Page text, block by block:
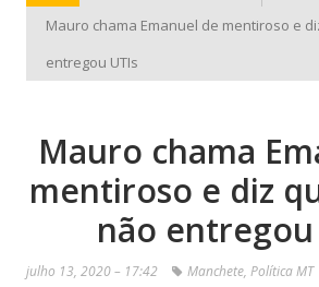
Mauro chama Emanuel de mentiroso e
entregou UTIs
Mauro chama
mentiroso e diz
não entregou
julho 13, 2020 – 17:42 Manchete, Política MT